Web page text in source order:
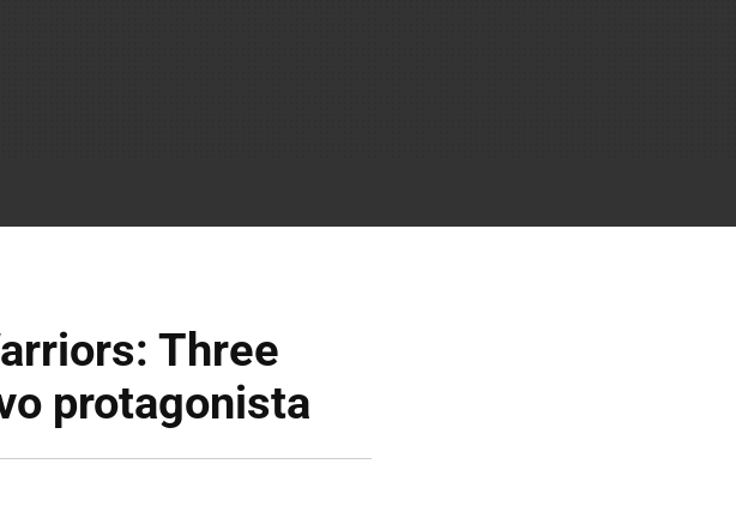
Three
protagonista